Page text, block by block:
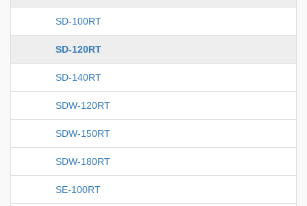
SD-100RT
SD-120RT
SD-140RT
SDW-120RT
SDW-150RT
SDW-180RT
SE-100RT